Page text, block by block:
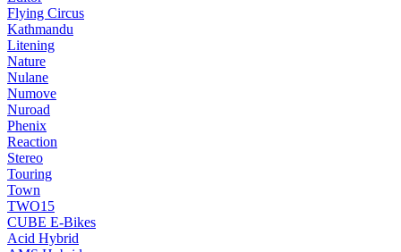
Flying Circus
Kathmandu
Litening
Nature
Nulane
Numove
Nuroad
Phenix
Reaction
Stereo
Touring
Town
TWO15
CUBE E-Bikes
Acid Hybrid